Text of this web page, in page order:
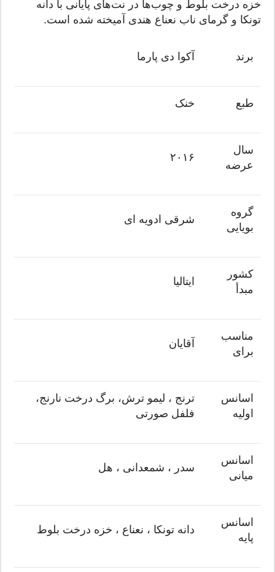
خزه درخت بلوط و چوب‌ها در نت‌های پایانی با دانه
تونکا و گرمای ناب نعناع هندی آمیخته شده است.
برند آکوا دی پارما
طبع خنک
سال
عرضه
۲۰۱۶
گروه
بویایی
شرقی ادویه ای
کشور
مبدأ
ایتالیا
مناسب
برای
آقایان
اسانس
اولیه
ترنج ، لیمو ترش، برگ درخت نارنج،
فلفل صورتی
اسانس
میانی
سدر ، شمعدانی ، هل
اسانس
پایه
دانه تونکا ، نعناع ، خزه درخت بلوط